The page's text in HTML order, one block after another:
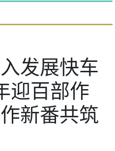
发展快车
迎百部作
新番共筑